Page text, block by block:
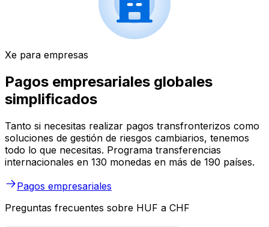
Xe para empresas
Pagos empresariales globales
simplificados
Tanto si necesitas realizar pagos transfronterizos como
soluciones de gestión de riesgos cambiarios, tenemos
todo lo que necesitas. Programa transferencias
internacionales en 130 monedas en más de 190 países.
Pagos empresariales
Preguntas frecuentes sobre HUF a CHF